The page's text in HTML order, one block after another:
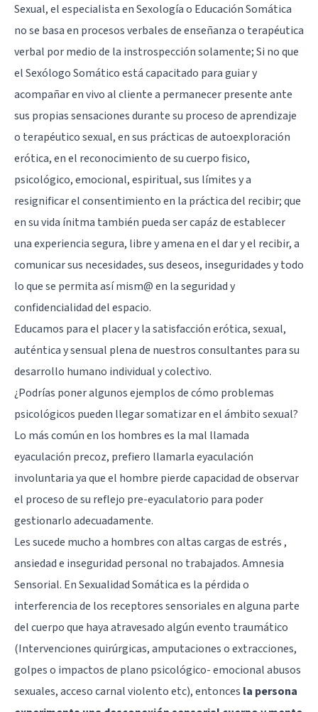
Sexual, el especialista en Sexología o Educación Somática
no se basa en procesos verbales de enseñanza o terapéutica
verbal por medio de la instrospección solamente; Si no que
el Sexólogo Somático está capacitado para guiar y
acompañar en vivo al cliente a permanecer presente ante
sus propias sensaciones durante su proceso de aprendizaje
o terapéutico sexual, en sus prácticas de autoexploración
erótica, en el reconocimiento de su cuerpo fisico,
psicológico, emocional, espiritual, sus límites y a
resignificar el consentimiento en la práctica del recibir; que
en su vida ínitma también pueda ser capáz de establecer
una experiencia segura, libre y amena en el dar y el recibir, a
comunicar sus necesidades, sus deseos, inseguridades y todo
lo que se permita así mism@ en la seguridad y
confidencialidad del espacio.
Educamos para el placer y la satisfacción erótica, sexual,
auténtica y sensual plena de nuestros consultantes para su
desarrollo humano individual y colectivo.
¿Podrías poner algunos ejemplos de cómo problemas
psicológicos pueden llegar somatizar en el ámbito sexual?
Lo más común en los hombres es la mal llamada
eyaculación precoz, prefiero llamarla eyaculación
involuntaria ya que el hombre pierde capacidad de observar
el proceso de su reflejo pre-eyaculatorio para poder
gestionarlo adecuadamente.
Les sucede mucho a hombres con altas cargas de estrés ,
ansiedad e inseguridad personal no trabajados. Amnesia
Sensorial. En Sexualidad Somática es la pérdida o
interferencia de los receptores sensoriales en alguna parte
del cuerpo que haya atravesado algún evento traumático
(Intervenciones quirúrgicas, amputaciones o extracciones,
golpes o impactos de plano psicológico- emocional abusos
sexuales, acceso carnal violento etc), entonces la persona